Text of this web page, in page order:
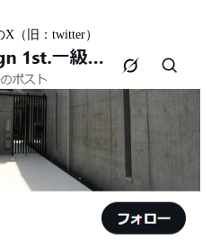
の無料相談会実施中！
りを現代の暮らしに合わせる設
の“変形地”は誰に頼むべきか
差が出るポイント）
ームを繰り返すと高くつく理
ンファーストが現場で見てき
京都市上京区S様,京都市北区T
大津市K様,京都市右京区T様,
O様
を建てたらいいのか？
！
ビング・ダイニング
ンの違い― 京都・滋賀で“後悔
するために ―
X（旧：twitter）